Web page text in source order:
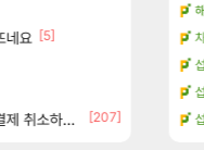
네요 [5]
고 나왔다 [207]
디
LoL
메이
로아
메이
.
/공략글 모음
5)